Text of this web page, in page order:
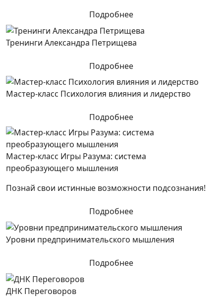
Подробнее
Тренинги Александра Петрищева
Подробнее
Мастер-класс Психология влияния и лидерство
Подробнее
Мастер-класс Игры Разума: система
преобразующего мышления
Познай свои истинные возможности подсознания!
Подробнее
Уровни предпринимательского мышления
Подробнее
ДНК Переговоров